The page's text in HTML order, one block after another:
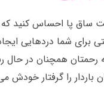
یا پشت ساق پا احساس